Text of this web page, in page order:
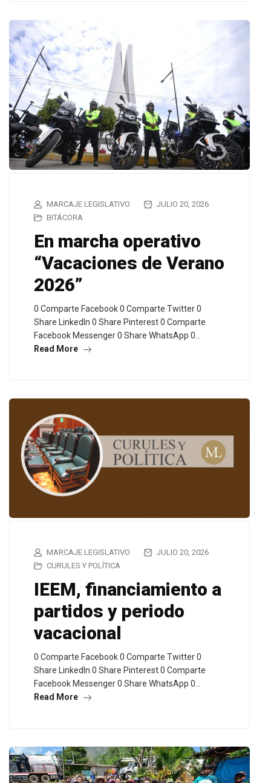
MARCAJE LEGISLATIVO
JULIO 20, 2026
BITÁCORA
En marcha operativo
“Vacaciones de Verano
2026”
0 Comparte Facebook 0 Comparte Twitter 0
Share LinkedIn 0 Share Pinterest 0 Comparte
Facebook Messenger 0 Share WhatsApp 0…
Read More
MARCAJE LEGISLATIVO
JULIO 20, 2026
CURULES Y POLÍTICA
IEEM, financiamiento a
partidos y periodo
vacacional
0 Comparte Facebook 0 Comparte Twitter 0
Share LinkedIn 0 Share Pinterest 0 Comparte
Facebook Messenger 0 Share WhatsApp 0…
Read More